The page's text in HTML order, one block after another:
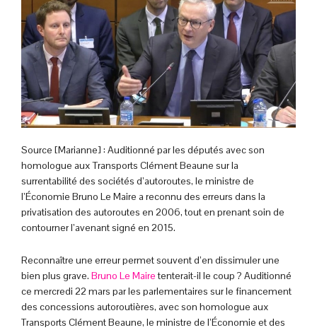
Source [Marianne] : Auditionné par les députés avec son
homologue aux Transports Clément Beaune sur la
surrentabilité des sociétés d’autoroutes, le ministre de
l’Économie Bruno Le Maire a reconnu des erreurs dans la
privatisation des autoroutes en 2006, tout en prenant soin de
contourner l’avenant signé en 2015.
Reconnaître une erreur permet souvent d’en dissimuler une
bien plus grave. Bruno Le Mairetenterait-il le coup ? Auditionné
ce mercredi 22 mars par les parlementaires sur le financement
des concessions autoroutières, avec son homologue aux
Transports Clément Beaune, le ministre de l’Économie et des